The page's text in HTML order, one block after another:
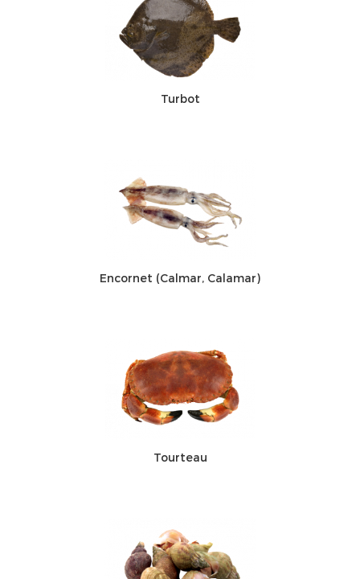
Turbot
Encornet (Calmar, Calamar)
Tourteau